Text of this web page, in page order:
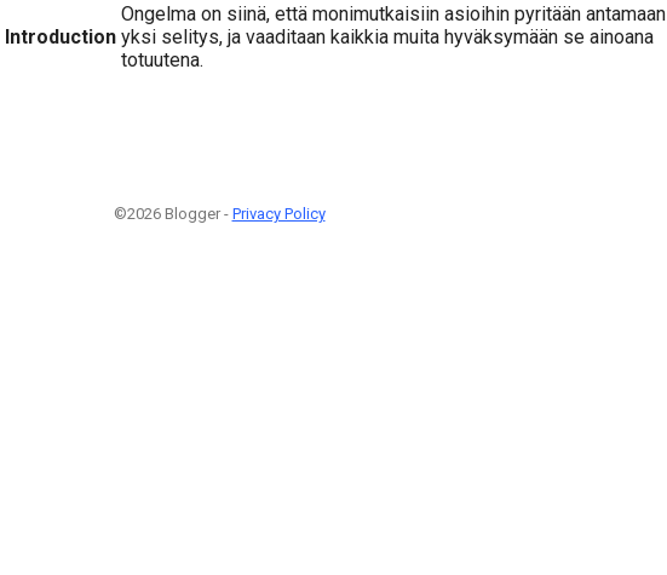
Introduction
Ongelma on siinä, että monimutkaisiin asioihin pyritään antamaan
yksi selitys, ja vaaditaan kaikkia muita hyväksymään se ainoana
totuutena.
©2026 Blogger - Privacy Policy